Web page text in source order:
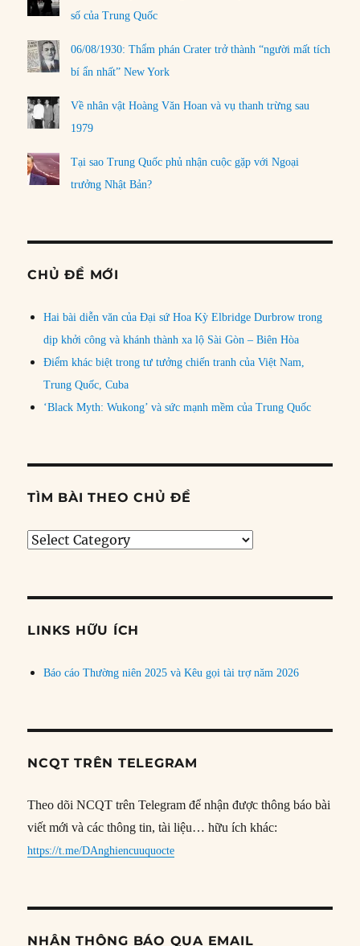
số của Trung Quốc
06/08/1930: Thẩm phán Crater trở thành “người mất tích
bí ẩn nhất” New York
Về nhân vật Hoàng Văn Hoan và vụ thanh trừng sau
1979
Tại sao Trung Quốc phủ nhận cuộc gặp với Ngoại
trưởng Nhật Bản?
CHỦ ĐỀ MỚI
Hai bài diễn văn của Đại sứ Hoa Kỳ Elbridge Durbrow trong
dịp khởi công và khánh thành xa lộ Sài Gòn – Biên Hòa
Điểm khác biệt trong tư tưởng chiến tranh của Việt Nam,
Trung Quốc, Cuba
‘Black Myth: Wukong’ và sức mạnh mềm của Trung Quốc
TÌM BÀI THEO CHỦ ĐỀ
Tìm
đề
LINKS HỮU ÍCH
Báo cáo Thường niên 2025 và Kêu gọi tài trợ năm 2026
NCQT TRÊN TELEGRAM
Theo dõi NCQT trên Telegram để nhận được thông báo bài
viết mới và các thông tin, tài liệu… hữu ích khác:
https://t.me/DAnghiencuuquocte
NHẬN THÔNG BÁO QUA EMAIL